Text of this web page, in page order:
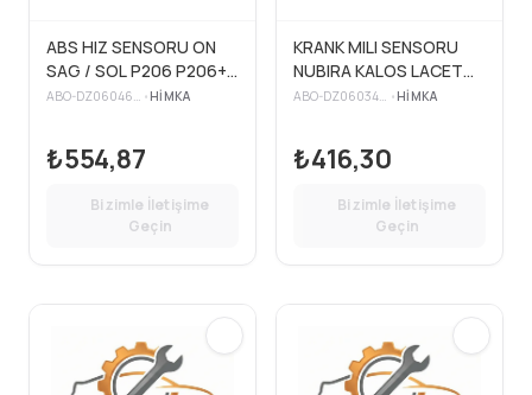
ABS HIZ SENSORU ON
SAG / SOL P206 P206+
(T3E) BOY:830MM
ABO-DZ0604680 • HIMKA
₺554,87
Bizimle İletişime
Geçin
KRANK MILI SENSORU
NUBIRA KALOS LACETTI
AVEO
ABO-DZ0603486 • HIMKA
₺416,30
Bizimle İletişime
Geçin